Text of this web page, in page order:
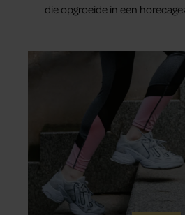
die opgroeide in een